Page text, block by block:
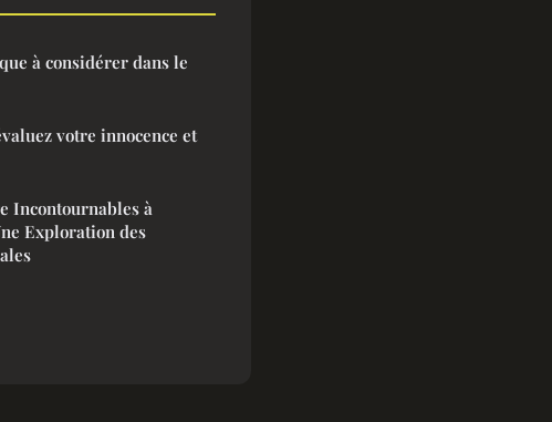
à considérer dans le
votre innocence et
Incontournables à
Exploration des